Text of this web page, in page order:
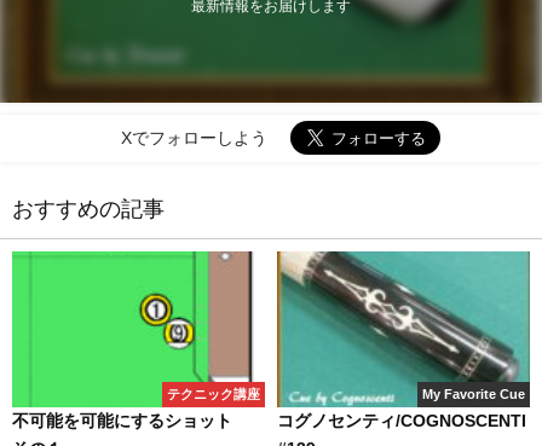
最新情報をお届けします
Xでフォローしよう
おすすめの記事
テクニック講座
不可能を可能にするショット
My Favorite Cue
コグノセンティ/COGNOSCENTI